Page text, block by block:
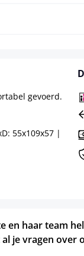
gevoerd.
55x109x57 |
en haar team
al je vragen over